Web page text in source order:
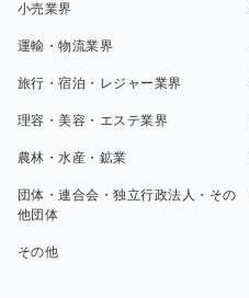
小売業界
運輸・物流業界
旅行・宿泊・レジャー業界
理容・美容・エステ業界
農林・水産・鉱業
団体・連合会・独立行政法人・その
他団体
その他